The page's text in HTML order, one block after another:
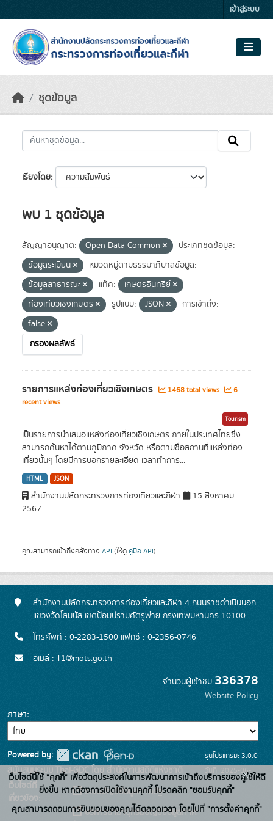
เข้าสู่ระบบ
ชุดข้อมูล
เรียงโดย
พบ 1 ชุดข้อมูล
สัญญาอนุญาต: Open Data Common
ประเภทชุดข้อมูล:
ข้อมูลระเบียน
หมวดหมู่ตามธรรมาภิบาลข้อมูล:
ข้อมูลสาธารณะ
แท็ค:
เกษตรอินทรีย์
ท่องเที่ยวเชิงเกษตร
รูปแบบ: JSON
การเข้าถึง:
false
กรองผลลัพธ์
รายการแหล่งท่องเที่ยวเชิงเกษตร 1468 total views
6
recent views
Tourism
เป็นรายการนำเสนอแหล่งท่องเที่ยวเชิงเกษตร ภายในประเทศไทยซึ่ง
สามารถค้นหาได้ตามภูมิภาค จังหวัด หรือตามชื่อสถานที่แหล่งท่อง
เที่ยวนั้นๆ โดยมีการบอกรายละเอียด เวลาทำการ...
HTML JSON
สำนักงานปลัดกระทรวงการท่องเที่ยวและกีฬา
15 สิงหาคม
2567
คุณสามารถเข้าถึงคลังทาง API (ให้ดู คู่มือ API).
สำนักงานปลัดกระทรวงการท่องเที่ยวและกีฬา 4 ถนนราชดำเนินนอก
แขวงวัดโสมนัส เขตป้อมปราบศัตรูพ่าย กรุงเทพมหานคร 10100
โทรศัพท์ : 0-2283-1500 แฟกซ์ : 0-2356-0746
อีเมล์ : T1@mots.go.th
จำนวนผู้เข้าชม 336378
Website Policy
ภาษา
Powered by:
สนับสนุนระบบ Thai-GDC โดย สำนักงานสถิติแห่งชาติ
เว็บไซต์ที่
เกี่ยวข้อง:
ระบบบัญชีข้อมูลภาครัฐ
บริการนามานุกรมบัญชีข้อมูลภาค
รุ่นโปรแกรม: 3.0.0
วันที่: 2025-06-
26
เว็บไซต์นี้ใช้ "คุกกี้" เพื่อวัตถุประสงค์ในการพัฒนาการเข้าถึงบริการของผู้ใช้ให้ดี
ยิ่งขึ้น หากต้องการเปิดใช้งานคุกกี้ โปรดคลิก "ยอมรับคุกกี้"
คุณสามารถถอนการยินยอมของคุณได้ตลอดเวลา โดยไปที่ "การตั้งค่าคุกกี้"
x